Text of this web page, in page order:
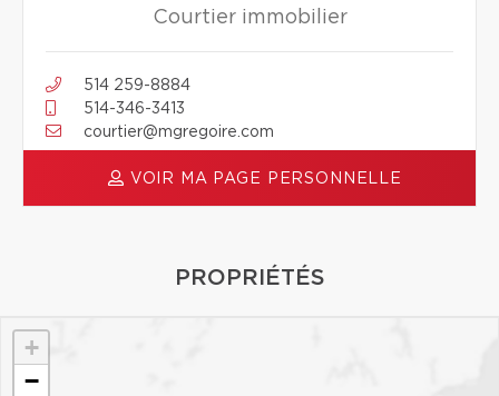
Courtier immobilier
514 259-8884
514-346-3413
courtier@mgregoire.com
VOIR MA PAGE PERSONNELLE
PROPRIÉTÉS
+
−